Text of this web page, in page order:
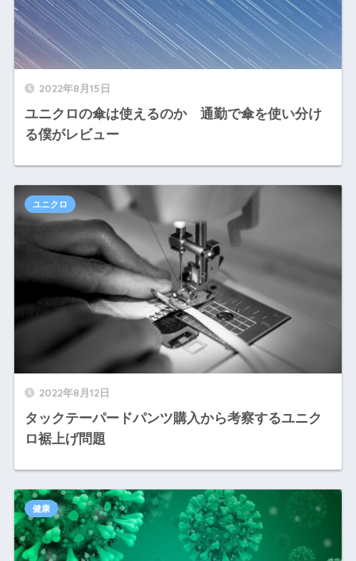
2022年8月15日
ユニクロの傘は使えるのか 通勤で傘を使い分け
る僕がレビュー
2022年8月12日
タックテーパードパンツ購入から考察するユニク
ロ裾上げ問題
ユニクロ
健康